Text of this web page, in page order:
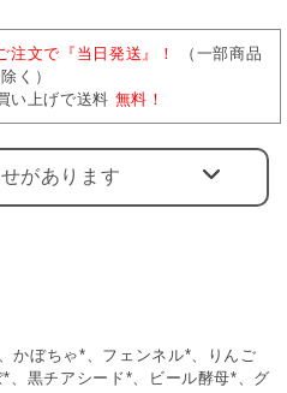
注文で『当日発送』！
（一部商品
く）
い上げで送料 無料！
せがあります
かぼちゃ*、フェンネル*、りんご
、黒チアシード*、ビール酵母*、グ